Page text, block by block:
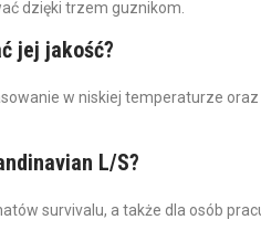
dzięki trzem guznikom.
jej jakość?
w niskiej temperaturze
L/S?
survivalu, a także dla osób